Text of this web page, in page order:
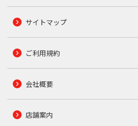
サイトマップ
ご利用規約
会社概要
店舗案内